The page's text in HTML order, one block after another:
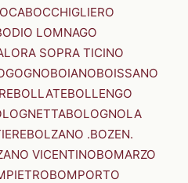
BOCCHIGLIERO
LOMNAGO
SOPRA TICINO
BOIANOBOISSANO
BOLLATEBOLLENGO
BOLOGNOLA
BOLZANO .BOZEN.
VICENTINOBOMARZO
BOMPORTO